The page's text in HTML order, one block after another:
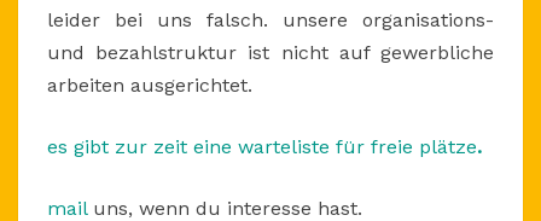
leider bei uns falsch. unsere organisations-
und bezahlstruktur ist nicht auf gewerbliche
arbeiten ausgerichtet.
es gibt zur zeit eine warteliste für freie plätze.
mailuns, wenn du interesse hast.